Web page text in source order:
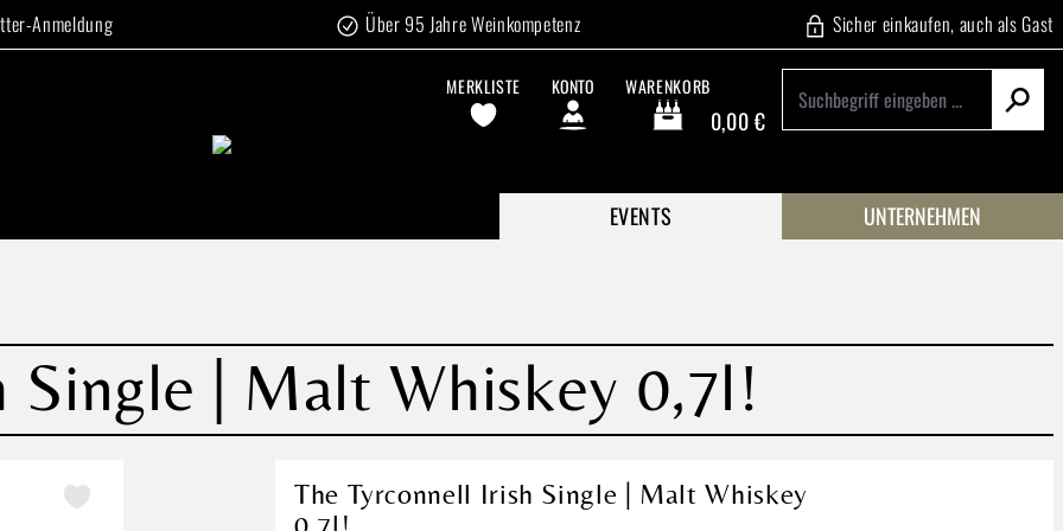
Anmeldung Über 95 Jahre Weinkompetenz Sicher einkaufen, auch als Gast
MERKLISTE KONTO WARENKORB
0,00 €
Warenkorb enthält 0 Positionen. Der Gesamtwert
EVENTS UNTERNEHMEN
Single | Malt Whiskey 0,7l!
The Tyrconnell Irish Single | Malt Whiskey